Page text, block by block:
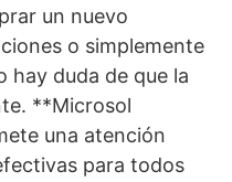
un nuevo
o simplemente
hay duda de que la
**Microsol
una atención
para todos